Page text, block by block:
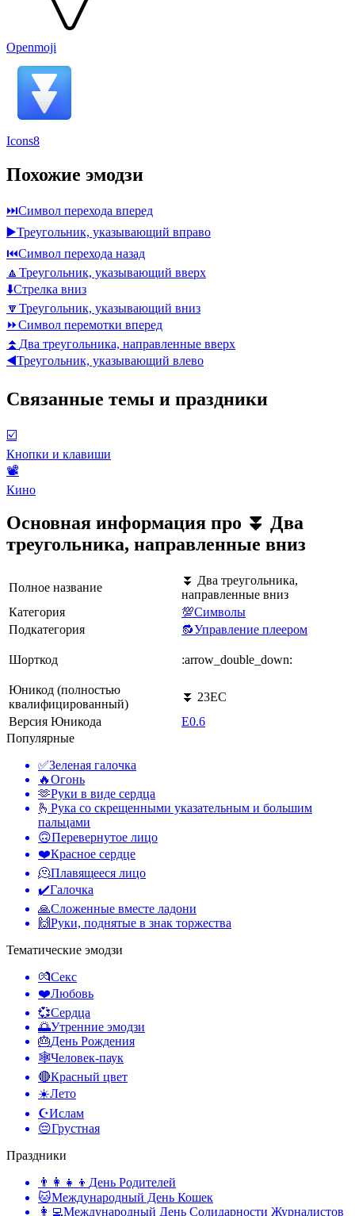
Openmoji
Icons8
Похожие эмодзи
⏭️Символ перехода вперед
▶️Треугольник, указывающий вправо
⏮️Символ перехода назад
🔼 Треугольник, указывающий вверх
⬇️Стрелка вниз
🔽 Треугольник, указывающий вниз
⏩Символ перемотки вперед
⏫ Два треугольника, направленные вверх
◀️Треугольник, указывающий влево
Связанные темы и праздники
☑️
Кнопки и клавиши
📽
Кино
Основная информация про ⏬ Два
треугольника, направленные вниз
Полное название
⏬ Два треугольника,
направленные вниз
Категория
💯Символы
Подкатегория
🔂Управление плеером
Шорткод :arrow_double_down:
Юникод (полностью
квалифицированный)
⏬ 23EC
Версия Юникода
E0.6
Популярные
✅Зеленая галочка
🔥Огонь
🫶Руки в виде сердца
🫰 Рука со скрещенными указательным и большим
пальцами
🙃Перевернутое лицо
❤️Красное сердце
🫠Плавящееся лицо
✔️Галочка
🙏Сложенные вместе ладони
🙌Руки, поднятые в знак торжества
Тематические эмодзи
💏Секс
❤️Любовь
💞Сердца
🌅Утренние эмодзи
🎂День Рождения
🕸️Человек-паук
🔴Красный цвет
☀️Лето
☪️Ислам
😔Грустная
Праздники
👨‍👩‍👧‍👦 День Родителей
🐱Международный День Кошек
👩‍💻Международный День Солидарности Журналистов